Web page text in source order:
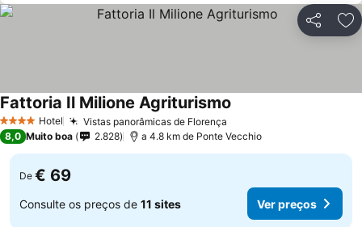
Partilhar
4 EstrelasHotel Vistas panorâmicas de Florença
Fattoria Il Milione Agriturismo
8,0 Muito boa 2.828 a 4.8 km de Ponte Vecchio
De € 69
Consulte os preços de 11 sites Ver preços